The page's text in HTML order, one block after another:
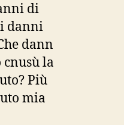
di
danni
dann
cnusù la
Più
mia